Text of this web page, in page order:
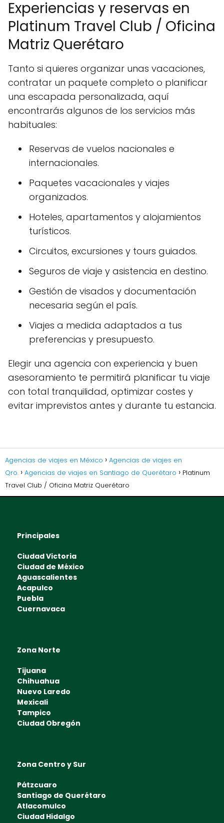
Experiencias y reservas en
Platinum Travel Club / Oficina
Matriz Querétaro
Tanto si quieres organizar unas vacaciones,
contratar un paquete completo o planificar
una escapada personalizada, aquí
encontrarás algunos de los servicios más
habituales:
Reservas de vuelos nacionales e
internacionales.
Paquetes vacacionales y viajes
organizados.
Hoteles, apartamentos y alojamientos
turísticos.
Circuitos, excursiones y tours guiados.
Seguros de viaje y asistencia en destino.
Gestión de visados y documentación
necesaria según el país.
Viajes a medida adaptados a tus
preferencias y presupuesto.
Elegir una agencia con experiencia y buen
asesoramiento te permitirá planificar tu viaje
con total tranquilidad, optimizar costes y
evitar imprevistos antes y durante tu estancia.
Agencias de viajes en México
Agencias de viajes en
Qro.
Agencias de viajes en Santiago de Querétaro
Platinum
Travel Club / Oficina Matriz Querétaro
Principales
Ciudad Victoria
Ciudad de México
Aguascalientes
Acapulco
Puebla
Cuernavaca
Zona Norte
Tijuana
Chihuahua
Nuevo Laredo
Mexicali
Tampico
Ciudad Obregón
Zona Centro y Sur
Pátzcuaro
Santiago de Querétaro
Atlacomulco
Ciudad Hidalgo